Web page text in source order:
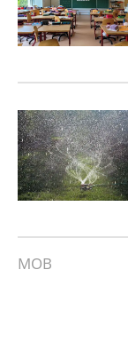
MOB